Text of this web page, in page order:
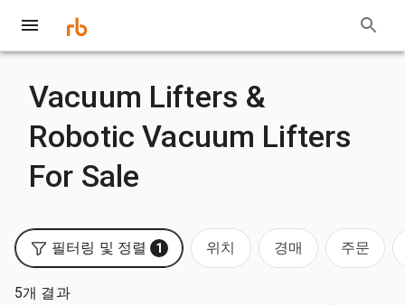
Vacuum Lifters &
Robotic Vacuum Lifters
For Sale
필터링 및 정렬 1 위치 경매 주문
5개 결과